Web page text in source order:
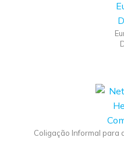
Coligação Informal para